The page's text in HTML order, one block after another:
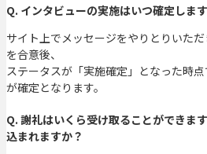
Q. インタビューの実施はいつ確定しま
サイト上でメッセージをやりとりいた
を合意後、
ステータスが「実施確定」となった時
が確定となります。
Q. 謝礼はいくら受け取ることができま
込まれますか？